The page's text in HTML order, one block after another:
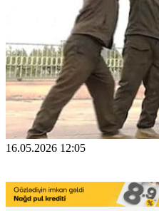
16.05.2026 12:05